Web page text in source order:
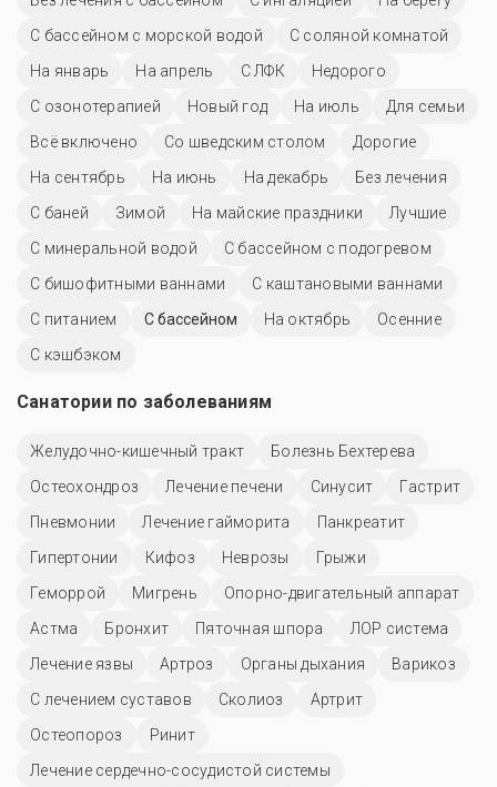
С бассейном с морской водой
С соляной комнатой
На январь
На апрель С ЛФК
Недорого
С озонотерапией
Новый год На июль
Для семьи
Всё включено
Со шведским столом
Дорогие
На сентябрь
На июнь На декабрь
Без лечения
С баней
Зимой На майские праздники
Лучшие
С минеральной водой
С бассейном с подогревом
С бишофитными ваннами
С каштановыми ваннами
С питанием
C бассейном На октябрь
Осенние
С кэшбэком
Санатории по заболеваниям
Желудочно-кишечный тракт
Болезнь Бехтерева
Остеохондроз
Лечение печени Синусит
Гастрит
Пневмонии
Лечение гайморита
Панкреатит
Гипертонии
Кифоз Неврозы
Грыжи
Геморрой
Мигрень
Опорно-двигательный аппарат
Астма
Бронхит Пяточная шпора
ЛОР система
Лечение язвы
Артроз Органы дыхания
Варикоз
С лечением суставов
Сколиоз
Артрит
Остеопороз
Ринит
Лечение сердечно-сосудистой системы